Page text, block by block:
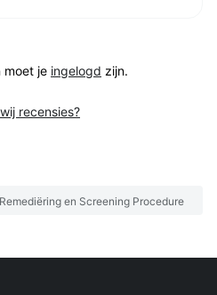
moet je ingelogd zijn.
recensies?
en Screening Procedure